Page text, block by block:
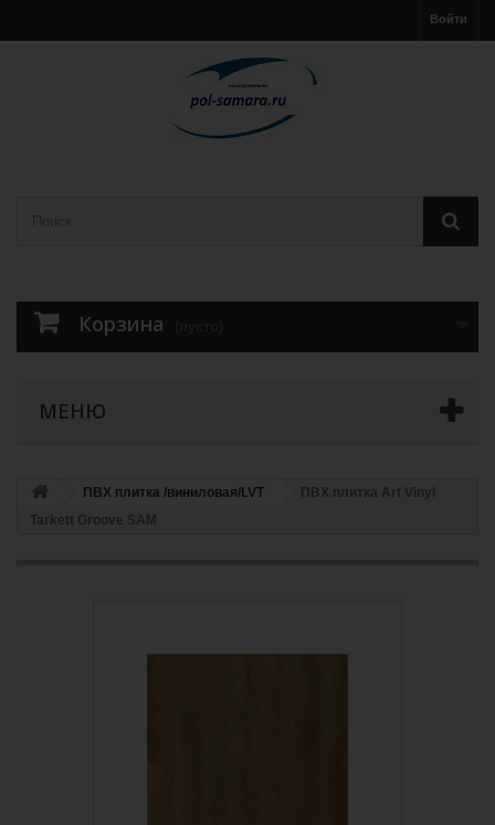
Войти
Корзина
МЕНЮ
ПВХ плитка /виниловая/LVT
ПВХ плитка Art Vinyl
Tarkett Groove SAM